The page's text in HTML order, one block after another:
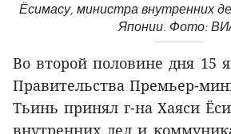
Ёсимасу, министра внутренних
Японии. Фото:
Во второй половине дня 15
Правительства Премьер-
Тьинь принял г-на Хаяси
внутренних дел и